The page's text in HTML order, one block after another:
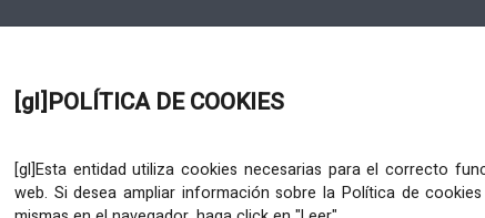
[gl]POLÍTICA DE COOKIES
[gl]Esta entidad utiliza cookies necesarias para el correcto
web. Si desea ampliar información sobre la Política de